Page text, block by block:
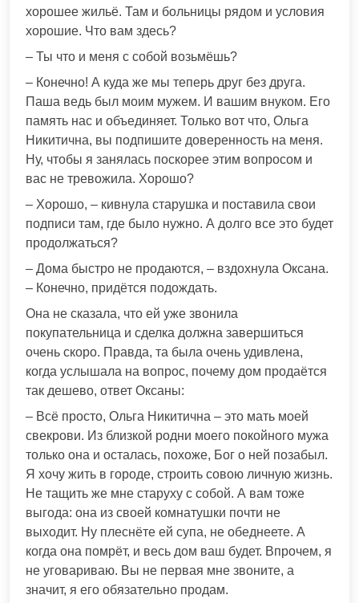
хорошее жильё. Там и больницы рядом и условия
хорошие. Что вам здесь?
– Ты что и меня с собой возьмёшь?
– Конечно! А куда же мы теперь друг без друга.
Паша ведь был моим мужем. И вашим внуком. Его
память нас и объединяет. Только вот что, Ольга
Никитична, вы подпишите доверенность на меня.
Ну, чтобы я занялась поскорее этим вопросом и
вас не тревожила. Хорошо?
– Хорошо, – кивнула старушка и поставила свои
подписи там, где было нужно. А долго все это будет
продолжаться?
– Дома быстро не продаются, – вздохнула Оксана.
– Конечно, придётся подождать.
Она не сказала, что ей уже звонила
покупательница и сделка должна завершиться
очень скоро. Правда, та была очень удивлена,
когда услышала на вопрос, почему дом продаётся
так дешево, ответ Оксаны:
– Всё просто, Ольга Никитична – это мать моей
свекрови. Из близкой родни моего покойного мужа
только она и осталась, похоже, Бог о ней позабыл.
Я хочу жить в городе, строить совою личную жизнь.
Не тащить же мне старуху с собой. А вам тоже
выгода: она из своей комнатушки почти не
выходит. Ну плеснёте ей супа, не обеднеете. А
когда она помрёт, и весь дом ваш будет. Впрочем, я
не уговариваю. Вы не первая мне звоните, а
значит, я его обязательно продам.